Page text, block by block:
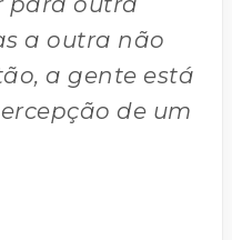
a outra não
a gente está
de um